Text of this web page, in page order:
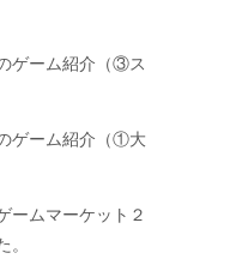
ゲーム紹介（③ス
ゲーム紹介（①大
ームマーケット２